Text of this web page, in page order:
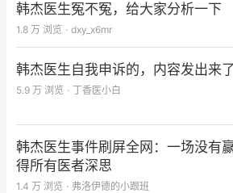
韩杰医生冤不冤，给大家分析一下
1.8 万 浏览 · dxy_x6mr
韩杰医生自我申诉的，内容发出来了
5.9 万 浏览 · 丁香医小白
韩杰医生事件刷屏全网：一场没有
得所有医者深思
1.4 万 浏览 · 弗洛伊德的小跟班